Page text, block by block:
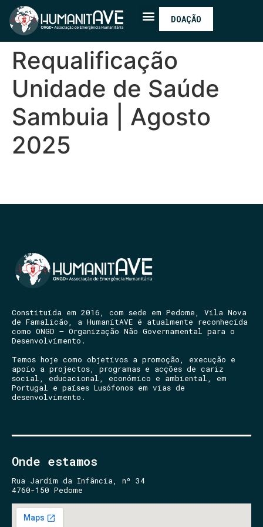
DOAÇÃO
Requalificação
Unidade de Saúde
Sambuia | Agosto
2025
Constituída em 2016, com sede em Pedome, Vila Nova
de Famalicão, a HumanitAVE é atualmente reconhecida
como ONGD – Organização Não Governamental para o
Desenvolvimento.
Temos hoje como objetivos a promoção, execução e
apoio a projectos, programas e acções de cariz
social, educacional, económico e ambiental, em
Portugal e países Lusófonos em vias de
desenvolvimento.
Onde estamos
Rua Jardim da Infância, nº 34
4760-150 Pedome